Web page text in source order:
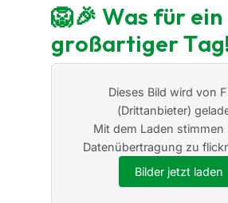
🦁🎉 Was für ein
großartiger
Dieses Bild wird von
(Drittanbieter)
Mit dem Laden stimmen
Datenübertragung zu
Bilder jetzt laden